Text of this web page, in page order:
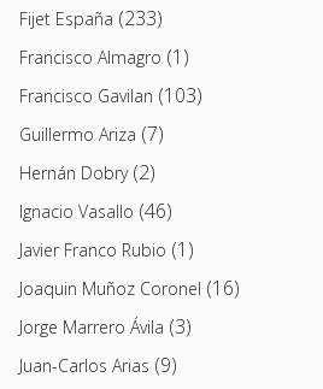
Fijet España (233)
Francisco Almagro (1)
Francisco Gavilan (103)
Guillermo Ariza (7)
Hernán Dobry(2)
Ignacio Vasallo (46)
Javier Franco Rubio (1)
Joaquin Muñoz Coronel (16)
Jorge Marrero Ávila (3)
Juan-Carlos Arias (9)